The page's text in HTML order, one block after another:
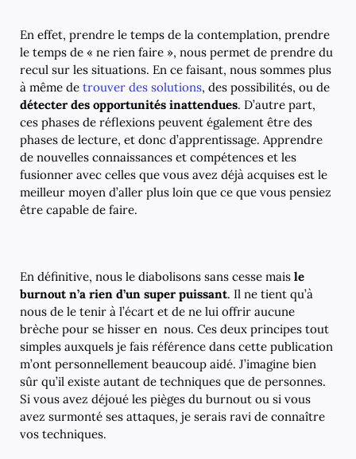
En effet, prendre le temps de la contemplation, prendre
le temps de « ne rien faire », nous permet de prendre du
recul sur les situations. En ce faisant, nous sommes plus
à même de trouver des solutions, des possibilités, ou de
détecter des opportunités inattendues. D’autre part,
ces phases de réflexions peuvent également être des
phases de lecture, et donc d’apprentissage. Apprendre
de nouvelles connaissances et compétences et les
fusionner avec celles que vous avez déjà acquises est le
meilleur moyen d’aller plus loin que ce que vous pensiez
être capable de faire.
En définitive, nous le diabolisons sans cesse mais le
burnout n’a rien d’un super puissant. Il ne tient qu’à
nous de le tenir à l’écart et de ne lui offrir aucune
brèche pour se hisser en nous. Ces deux principes tout
simples auxquels je fais référence dans cette publication
m’ont personnellement beaucoup aidé. J’imagine bien
sûr qu’il existe autant de techniques que de personnes.
Si vous avez déjoué les pièges du burnout ou si vous
avez surmonté ses attaques, je serais ravi de connaître
vos techniques.